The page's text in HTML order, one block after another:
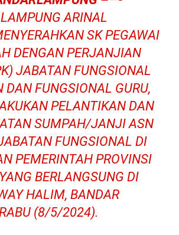
ARINAL
SK PEGAWAI
DENGAN PERJANJIAN
JABATAN FUNGSIONAL
DAN FUNGSIONAL GURU,
PELANTIKAN DAN
SUMPAH/JANJI ASN
FUNGSIONAL DI
PEMERINTAH PROVINSI
BERLANGSUNG DI
HALIM, BANDAR
(8/5/2024).